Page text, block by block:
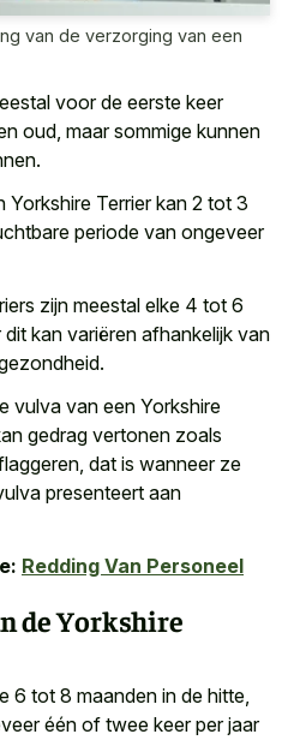
van de verzorging van een
voor de eerste keer
oud, maar sommige kunnen
Terrier kan 2 tot 3
periode van ongeveer
zijn meestal elke 4 tot 6
kan variëren afhankelijk van
vulva van een Yorkshire
gedrag vertonen zoals
dat is wanneer ze
presenteert aan
Redding Van Personeel
de Yorkshire
6 tot 8 maanden in de hitte,
één of twee keer per jaar